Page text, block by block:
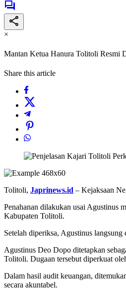
×
Mantan Ketua Hanura Tolitoli Resmi
Share this article
Tolitoli, Japrinews.id – Kejaksaan
Penahanan dilakukan usai Agustinus
Kabupaten Tolitoli.
Setelah diperiksa, Agustinus
Agustinus Deo Dopo ditetapkan
Tolitoli. Dugaan tersebut diperkuat
Dalam hasil audit keuangan,
secara akuntabel.